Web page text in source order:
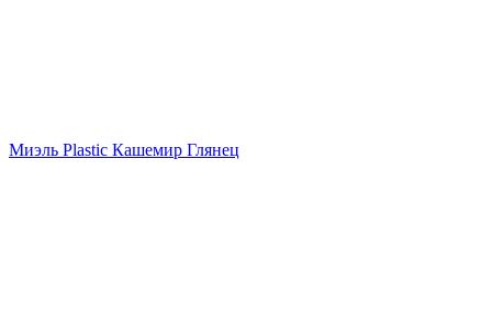
Миэль Plastic Кашемир Глянец